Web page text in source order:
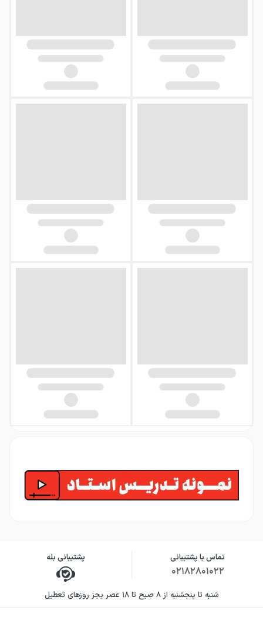
تماس با پشتیبانی
۰۲۱۸۲۸۰۱۰۲۲
پشتیبانی بله
شنبه تا پنجشنبه از ۸ صبح تا ۱۸ عصر بجز روزهای تعطیل